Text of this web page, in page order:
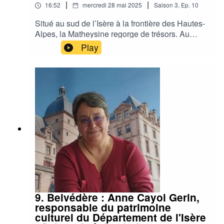
16:52 | mercredi 28 mai 2025 | Saison 3, Ep. 10
Situé au sud de l’Isère à la frontière des Hautes-
Alpes, la Matheysine regorge de trésors. Au
centre de la Mure, le musée matheysin nous
raconte toute l’histoire de ce territoire aux
multiples facettes avec des objets allant de la
Benoist, son directeur, nous le fait visiter.Podcast
réalisé par Annick BerliozPrise de son :
Véronique GrangerMixage : Emilie
WadelleMusique : Denis Morin de Vague
imaginaire
Play
9. Belvédère : Anne Cayol Gerin,
responsable du patrimoine
culturel du Département de l'Isère